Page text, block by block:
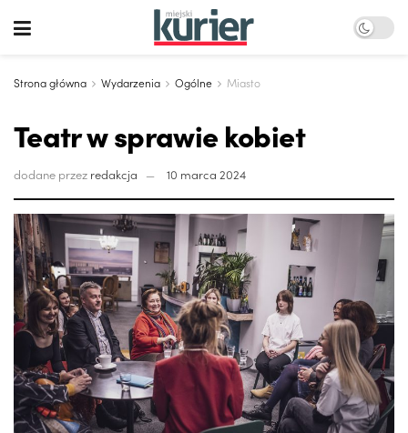
Strona główna Wydarzenia Ogólne Miasto
Teatr w sprawie kobiet
dodane przez redakcja 10 marca 2024